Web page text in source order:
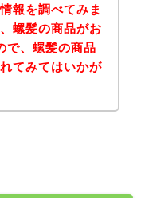
報を調べてみま
螺髪の商品がお
で、螺髪の商品
てみてはいかが